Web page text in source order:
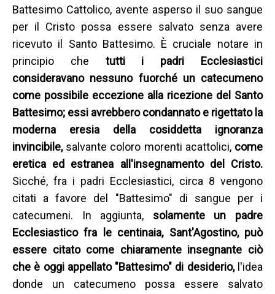
Battesimo Cattolico, avente asperso il suo sangue
per il Cristo possa essere salvato senza avere
ricevuto il Santo Battesimo. È cruciale notare in
principio che tutti i padri Ecclesiastici
consideravano nessuno fuorché un catecumeno
come possibile eccezione alla ricezione del Santo
Battesimo; essi avrebbero condannato e rigettato la
moderna eresia della cosiddetta ignoranza
invincibile, salvante coloro morenti acattolici,come
eretica ed estranea all'insegnamento del Cristo.
Sicché, fra i padri Ecclesiastici, circa 8 vengono
citati a favore del "Battesimo" di sangue per i
catecumeni. In aggiunta, solamente un padre
Ecclesiastico fra le centinaia, Sant'Agostino, può
essere citato come chiaramente insegnante ciò
che è oggi appellato "Battesimo" di desiderio, l'idea
donde un catecumeno possa essere salvato